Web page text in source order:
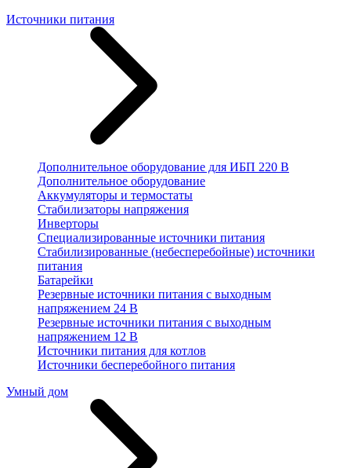
Источники питания
Дополнительное оборудование для ИБП 220 В
Дополнительное оборудование
Аккумуляторы и термостаты
Стабилизаторы напряжения
Инверторы
Специализированные источники питания
Стабилизированные (небесперебойные) источники
питания
Батарейки
Резервные источники питания с выходным
напряжением 24 В
Резервные источники питания с выходным
напряжением 12 В
Источники питания для котлов
Источники бесперебойного питания
Умный дом